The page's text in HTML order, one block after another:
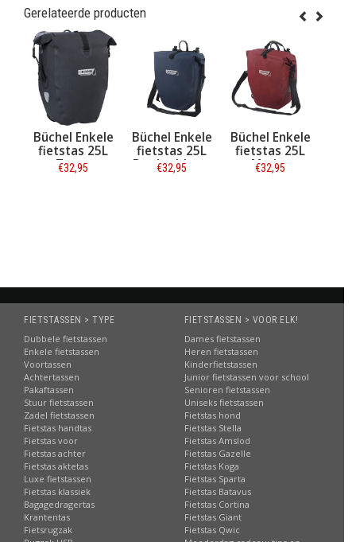
Gerelateerde producten
Back-
Plus QL
Kiwi Green
Büchel Enkele
fietstas 25L
Zwart
Büchel Enkele
fietstas 25L
Donkerblauw
Büchel
fietstas
FIETSTASSEN > TYPE
Dubbele fietstassen
Enkele fietstassen
Voortassen
Achtertassen
Pakaftassen
Stuur fietstassen
Zadel fietstassen
Fietstas handtas
Fietstas voor
Fietstas achter
Fietstas aktetas
Luxe fietstassen
Fietstas klassiek
Bagagedragertas
Krantentas
Fietsrugzak
FIETSTASSEN > VOOR ELK!
Dames fietstassen
Heren fietstassen
Kinderfietstassen
Junior fietstassen voor school
Senioren fietstassen
Uniseks fietstassen
Fietstas hond
Fietstas Stella
Fietstas Amslod
Fietstas Gazelle
Fietstas Koga
Fietstas Sparta
Fietstas Batavus
Fietstas Cortina
Fietstas Giant
Fietstas Qwic